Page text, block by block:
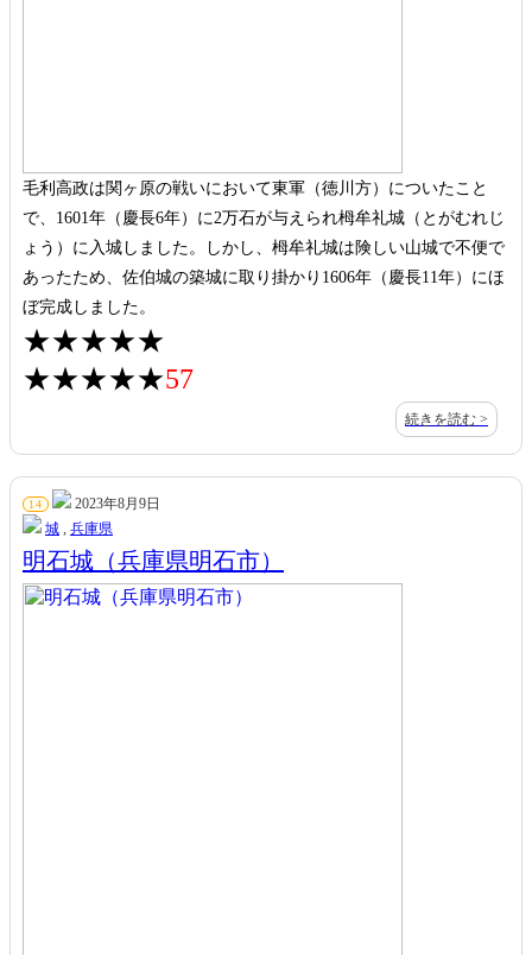
毛利高政は関ヶ原の戦いにおいて東軍（徳川方）についたこと
で、1601年（慶長6年）に2万石が与えられ栂牟礼城（とがむれじ
ょう）に入城しました。しかし、栂牟礼城は険しい山城で不便で
あったため、佐伯城の築城に取り掛かり1606年（慶長11年）にほ
ぼ完成しました。
★★★★★
★★★★★57
続きを読む >
14
2023年8月9日
城
兵庫県
明石城（兵庫県明石市）